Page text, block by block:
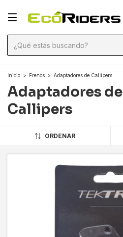
Inicio > Frenos > Adaptadores de Callipers
Adaptadores de
Callipers
ORDENAR